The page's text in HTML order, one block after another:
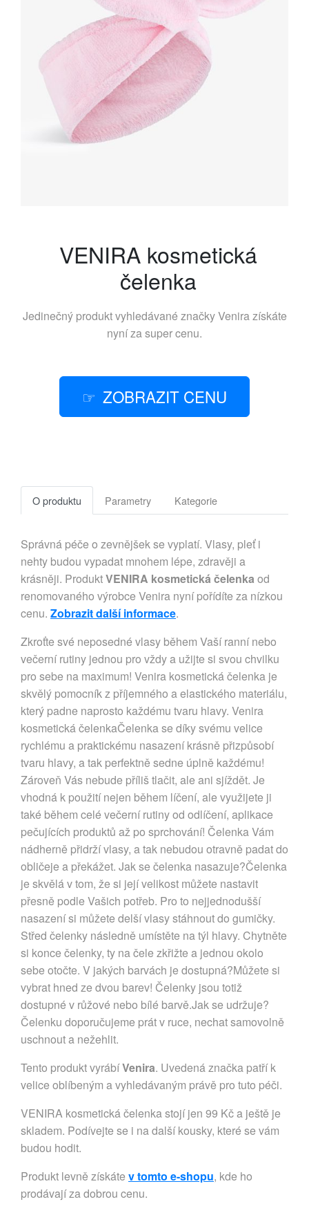
VENIRA kosmetická
čelenka
Jedinečný produkt vyhledávané značkyVenirazískáte
nyní za super cenu.
ZOBRAZIT CENU
O produktu Parametry Kategorie
Správná péče o zevnějšek se vyplatí. Vlasy, pleť i
nehty budou vypadat mnohem lépe, zdravěji a
krásněji. ProduktVENIRA kosmetická čelenka od
renomovaného výrobce Venira nyní pořídíte za nízkou
cenu. Zobrazit další informace.
Zkroťte své neposedné vlasy během Vaší ranní nebo
večerní rutiny jednou pro vždy a užijte si svou chvilku
pro sebe na maximum! Venira kosmetická čelenka je
skvělý pomocník z příjemného a elastického materiálu,
který padne naprosto každému tvaru hlavy. Venira
kosmetická čelenkaČelenka se díky svému velice
rychlému a praktickému nasazení krásně přizpůsobí
tvaru hlavy, a tak perfektně sedne úplně každému!
Zároveň Vás nebude příliš tlačit, ale ani sjíždět. Je
vhodná k použití nejen během líčení, ale využijete ji
také během celé večerní rutiny od odlíčení, aplikace
pečujících produktů až po sprchování! Čelenka Vám
nádherně přidrží vlasy, a tak nebudou otravně padat do
obličeje a překážet. Jak se čelenka nasazuje?Čelenka
je skvělá v tom, že si její velikost můžete nastavit
přesně podle Vašich potřeb. Pro to nejjednodušší
nasazení si můžete delší vlasy stáhnout do gumičky.
Střed čelenky následně umístěte na týl hlavy. Chytněte
si konce čelenky, ty na čele zkřižte a jednou okolo
sebe otočte. V jakých barvách je dostupná?Můžete si
vybrat hned ze dvou barev! Čelenky jsou totiž
dostupné v růžové nebo bílé barvě.Jak se udržuje?
Čelenku doporučujeme prát v ruce, nechat samovolně
uschnout a nežehlit.
Tento produkt vyrábíVenira. Uvedená značka patří k
velice oblíbeným a vyhledávaným právě pro tuto péči.
VENIRA kosmetická čelenka stojí jen 99 Kč a ještě je
skladem. Podívejte se i na další kousky, které se vám
budou hodit.
Produkt levně získáte v tomto e-shopu, kde ho
prodávají za dobrou cenu.